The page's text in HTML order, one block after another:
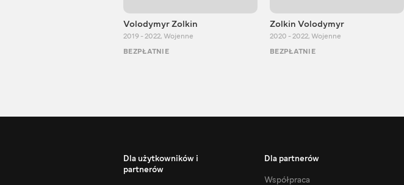
Volodymyr Zolkin
2019 - 2022, Wojenne
BEZPŁATNIE
Zolkin Volodymyr
2020 - 2022, Wojenne
BEZPŁATNIE
Dla użytkowników i
partnerów
Dla partnerów
Współpraca